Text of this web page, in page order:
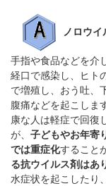
ノロウイ
手指や食品などを介
経口で感染し、ヒト
で増殖し、おう吐、
腹痛などを起こしま
康な人は軽症で回復
が、 子どもやお年寄
では重症化すること
る抗ウイルス剤はあ
水症状を起こしたり